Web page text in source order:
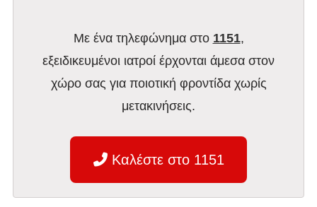
Με ένα τηλεφώνημα στο 1151,
εξειδικευμένοι ιατροί έρχονται άμεσα στον
χώρο σας για ποιοτική φροντίδα χωρίς
μετακινήσεις.
Καλέστε στο 1151